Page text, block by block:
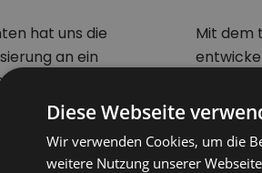
hat uns die
an ein
gewöhnt, das die
Mit dem
bleiben
Diese Webseite
Wir verwenden Cookies, um die
weitere Nutzung unserer